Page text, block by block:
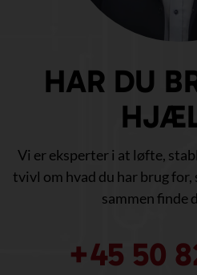
HAR DU
Vi er eksperter i at løfte,
tvivl om hvad du har brug for,
sammen finde
+45 50